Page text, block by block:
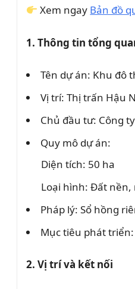
Xem ngay Bản đồ
1. Thông tin tổng
Tên dự án: Khu đô
Vị trí: Thị trấn Hậu
Chủ đầu tư: Công
Quy mô dự án:
Diện tích: 50 ha
Loại hình: Đất nền,
Pháp lý: Sổ hồng
Mục tiêu phát
2. Vị trí và kết nối